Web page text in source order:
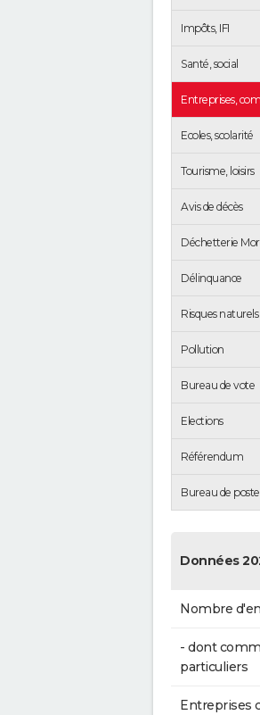
Impôts, IFI
Santé, social
Entreprises,
Ecoles, scolarité
Tourisme, loisirs
Avis de décès
Déchetterie
Délinquance
Risques naturels
Pollution
Bureau de vote
Elections
Référendum
Bureau de poste
Données
Nombre
- dont
particuliers
Entreprises